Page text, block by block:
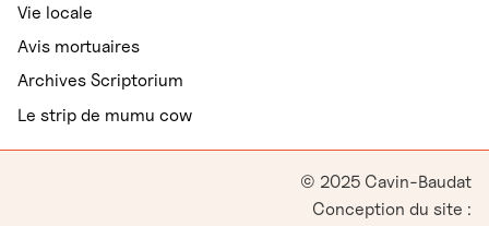
Vie locale
Avis mortuaires
Archives Scriptorium
Le strip de mumu cow
© 2025 Cavin-Baudat
Conception du site :